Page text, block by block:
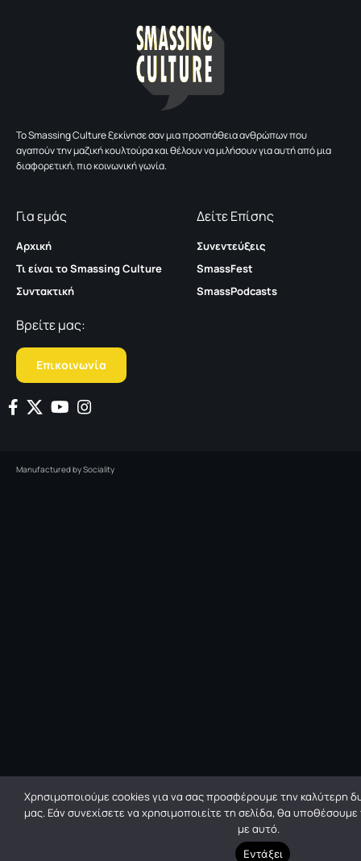
To Smassing Culture ξεκίνησε σαν μια προσπάθεια ανθρώπων που
αγαπούν την μαζική κουλτούρα και θέλουν να μιλήσουν για αυτή από μια
διαφορετική, πιο κοινωνική γωνία.
Για εμάς
Αρχική
Τι είναι το Smassing Culture
Συντακτική
Δείτε Επίσης
Συνεντεύξεις
SmassFest
SmassPodcasts
Βρείτε μας:
Επικοινωνία
Manufactured bySociality
Χρησιμοποιούμε cookies για να σας προσφέρουμε την καλύτερη
μας. Εάν συνεχίσετε να χρησιμοποιείτε τη σελίδα, θα
με αυτό.
Εντάξει